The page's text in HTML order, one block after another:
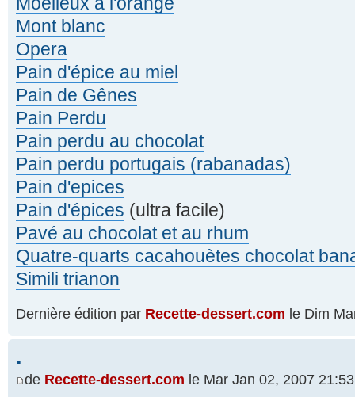
Mont blanc
Opera
Pain d'épice au miel
Pain de Gênes
Pain Perdu
Pain perdu au chocolat
Pain perdu portugais (rabanadas)
Pain d'epices
Pain d'épices (ultra facile)
Pavé au chocolat et au rhum
Quatre-quarts cacahouètes chocolat
Simili trianon
Dernière édition par Recette-dessert.com le Dim
.
de Recette-dessert.com le Mar Jan 02, 2007 21:53